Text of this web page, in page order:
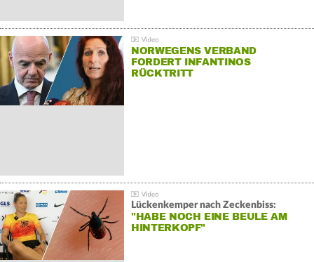
NORWEGENS VERBAND
FORDERT INFANTINOS
RÜCKTRITT
Lückenkemper nach Zeckenbiss:
"HABE NOCH EINE BEULE AM
HINTERKOPF"